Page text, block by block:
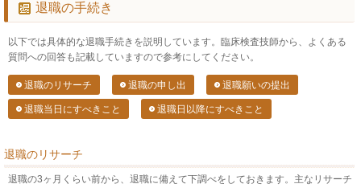
退職の手続き
以下では具体的な退職手続きを説明しています。臨床検査技師から、よくある
質問への回答も記載していますので参考にしてください。
退職のリサーチ 退職の申し出 退職願いの提出
退職当日にすべきこと 退職日以降にすべきこと
退職のリサーチ
退職の3ヶ月くらい前から、退職に備えて下調べをしておきます。主なリサーチ